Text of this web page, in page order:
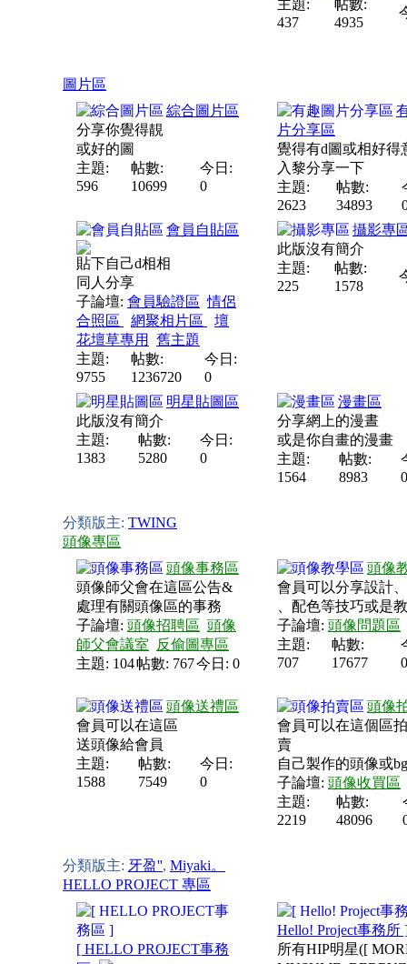
主題:
437
帖數:
4935
圖片區
綜合圖片區
分享你覺得靚
或好的圖
主題:
596
帖數:
10699
今日:
0
片分享區
覺得有d圖或相好得
入黎分享一下
主題:
2623
帖數:
34893
會員自貼區
貼下自己d相相
同人分享
子論壇: 會員驗證區 情侶
合照區
網聚相片區
壇
花壇草專用
舊主題
主題:
9755
帖數:
1236720
今日:
0
攝影專
此版沒有簡介
主題:
225
帖數:
1578
明星貼圖區
此版沒有簡介
主題:
1383
帖數:
5280
今日:
0
漫畫區
分享網上的漫晝
或是你自畫的漫畫
主題:
1564
帖數:
8983
0
分類版主: TWING
頭像專區
頭像事務區
頭像師父會在這區公告&
處理有關頭像區的事務
子論壇: 頭像招聘區 頭像
師父會議室
反偷圖專區
主題: 104帖數: 767今日: 0
頭像
會員可以分享設計
、配色等技巧或是
子論壇: 頭像問題區
主題:
707
帖數:
17677
0
頭像送禮區
會員可以在這區
送頭像給會員
主題:
1588
帖數:
7549
今日:
0
頭像
會員可以在這個區
賣
自己製作的頭像或
子論壇: 頭像收買區
主題:
2219
帖數:
48096
分類版主: 牙盈'', Miyaki。
HELLO PROJECT 專區
[ HELLO PROJECT事務
Hello! Project事務所
所有HIP明星([